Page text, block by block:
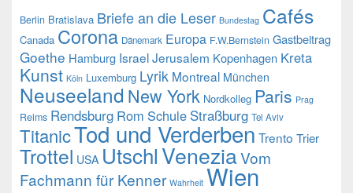
Berlin Bratislava Briefe an die Leser Bundestag Cafés
Canada Corona Dänemark Europa F.W.Bernstein Gastbeitrag
Goethe Hamburg IsraelJerusalem Kopenhagen Kreta
Kunst Köln Luxemburg Lyrik Montreal München
Neuseeland New York Nordkolleg Paris Prag
Reims Rendsburg Rom Schule Straßburg Tel Aviv
TitanicTod und Verderben Trento Trier
Trottel USA UtschlVeneziaVom
Fachmann für Kenner Wahrheit Wien